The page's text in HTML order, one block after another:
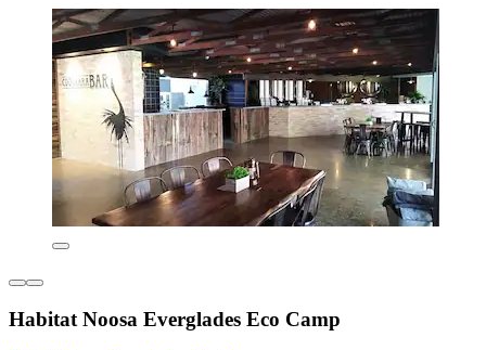
Habitat Noosa Everglades Eco Camp